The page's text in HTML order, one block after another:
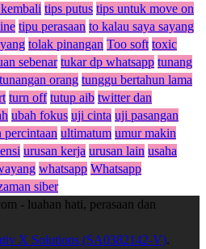
tips putus tips untuk move on
tipu perasaan to kalau saya sayang
tolak pinangan Too soft toxic
sebenar tukar dp whatsapp tunang
tunangan orang tunggu bertahun lama
turn off tutup aib twitter dan
ubah fokus uji cinta uji pasangan
percintaan ultimatum umur makin
urusan kerja urusan lain usaha
whatsapp Whatsapp
siber
- luahan hati, perasaan dan
X Solutions (SA0382142-V).